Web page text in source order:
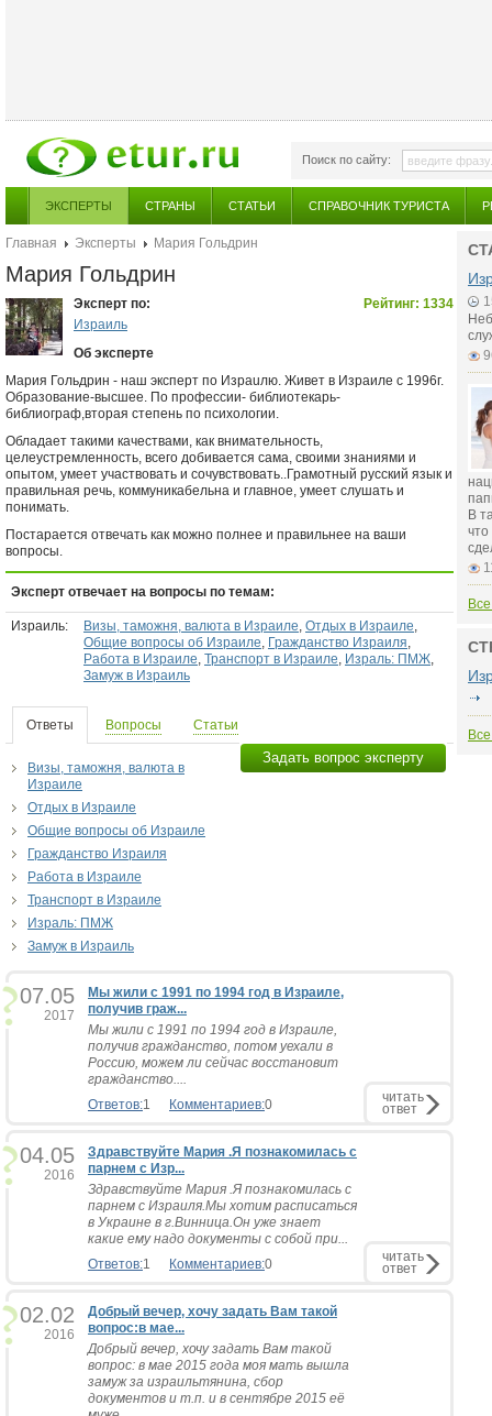
Поиск по сайту:
ЭКСПЕРТЫ СТРАНЫ СТАТЬИ СПРАВОЧНИК ТУРИСТА
Главная Эксперты Мария Гольдрин
Мария Гольдрин
Рейтинг: 1334
Эксперт по:
Израиль
Об эксперте
Мария Гольдрин - наш эксперт по Израuлю. Живет в Израиле с 1996г.
Образование-высшее. По профессии- библиотекарь-
библиограф,вторая степень по психологии.
Обладает такими качествами, как внимательность,
целеустремленность, всего добивается сама, своими знаниями и
опытом, умеет участвовать и сочувствовать..Грамотный русский язык и
правильная речь, коммуникабельна и главное, умеет слушать и
понимать.
Постарается отвечать как можно полнее и правильнее на ваши
вопросы.
Эксперт отвечает на вопросы по темам:
Израиль: Визы, таможня, валюта в Израиле, Отдых в Израиле,
Общие вопросы об Израиле, Гражданство Израиля,
Работа в Израиле, Транспорт в Израиле, Израль: ПМЖ,
Замуж в Израиль
Ответы Вопросы Статьи
Задать вопрос эксперту
Визы, таможня, валюта в
Израиле
Отдых в Израиле
Общие вопросы об Израиле
Гражданство Израиля
Работа в Израиле
Транспорт в Израиле
Израль: ПМЖ
Замуж в Израиль
07.05
2017
Мы жили с 1991 по 1994 год в Израиле,
получив граж...
Мы жили с 1991 по 1994 год в Израиле,
получив гражданство, потом уехали в
Россию, можем ли сейчас восстановит
гражданство....
Ответов:1 Комментариев:0 читать
ответ
04.05
2016
Здравствуйте Мария .Я познакомилась с
парнем с Изр...
Здравствуйте Мария .Я познакомилась с
парнем с Израиля.Мы хотим расписаться
в Украине в г.Винница.Он уже знает
какие ему надо документы с собой при...
Ответов:1 Комментариев:0 читать
ответ
02.02
2016
Добрый вечер, хочу задать Вам такой
вопрос:в мае...
Добрый вечер, хочу задать Вам такой
вопрос: в мае 2015 года моя мать вышла
замуж за израильтянина, сбор
документов и т.п. и в сентябре 2015 её
В